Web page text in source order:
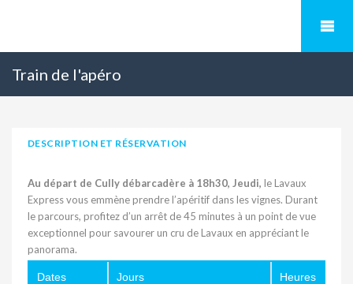
Train de l'apéro
DESCRIPTION ET RÉSERVATION
Au départ de Cully débarcadère à 18h30, Jeudi, le Lavaux
Express vous emmène prendre l’apéritif dans les vignes. Durant
le parcours, profitez d’un arrêt de 45 minutes à un point de vue
exceptionnel pour savourer un cru de Lavaux en appréciant le
panorama.
Dates Jours Heures